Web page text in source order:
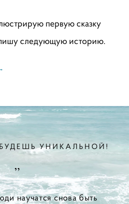
первую сказку
следующую историю.
УНИКАЛЬНОЙ!
”
научатся снова быть